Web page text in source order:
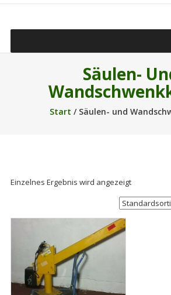
Säulen-
Start / Säulen- und
Einzelnes Ergebnis wird angezeigt